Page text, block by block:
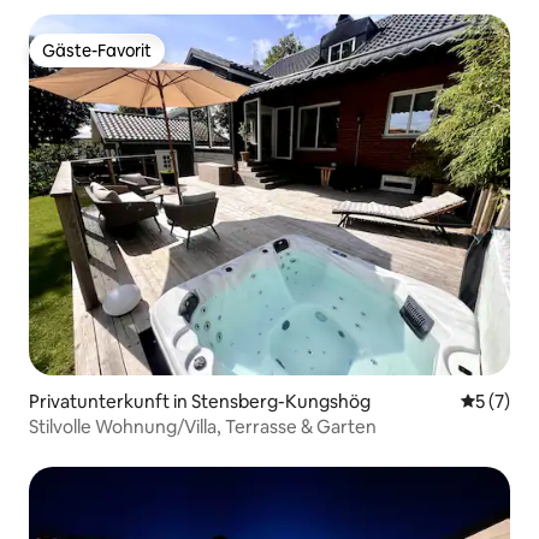
Gäste-Favorit
Gäste-Favorit
Privatunterkunft in Stensberg-Kungshög
5 (7)
Stilvolle Wohnung/Villa, Terrasse & Garten